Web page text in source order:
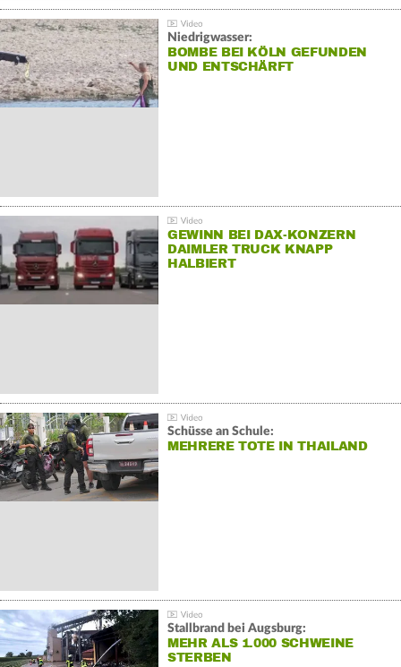
Niedrigwasser:
BOMBE BEI KÖLN GEFUNDEN
UND ENTSCHÄRFT
GEWINN BEI DAX-KONZERN
DAIMLER TRUCK KNAPP
HALBIERT
Schüsse an Schule:
MEHRERE TOTE IN THAILAND
Stallbrand bei Augsburg:
MEHR ALS 1.000 SCHWEINE
STERBEN